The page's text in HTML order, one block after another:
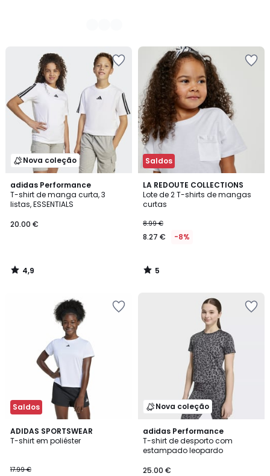
Nova coleção
adidas Performance
T-shirt de manga curta, 3
listas, ESSENTIALS
20.00 €
4,9
/ 5
4,9
/
Saldos
LA REDOUTE COLLECTIONS
Lote de 2 T-shirts de mangas
curtas
8.99 €
8.27 € -8%
5
/
5
5
/
Saldos
ADIDAS SPORTSWEAR
T-shirt em poliéster
17.99 €
4,9
/ 5
Nova coleção
adidas Performance
T-shirt de desporto com
estampado leopardo
25.00 €